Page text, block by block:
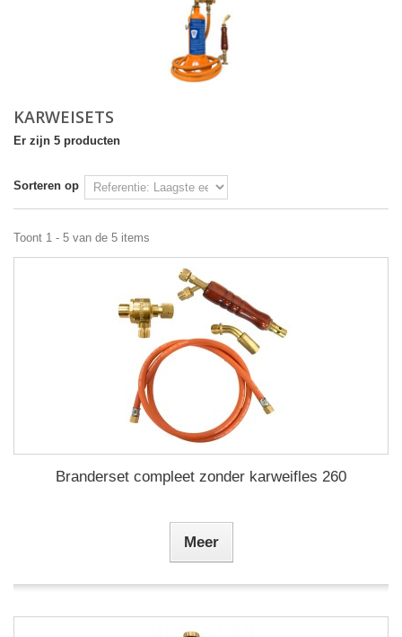
KARWEISETS
Er zijn 5 producten
Sorteren op
Toont 1 - 5 van de 5 items
Branderset compleet zonder karweifles 260
Meer